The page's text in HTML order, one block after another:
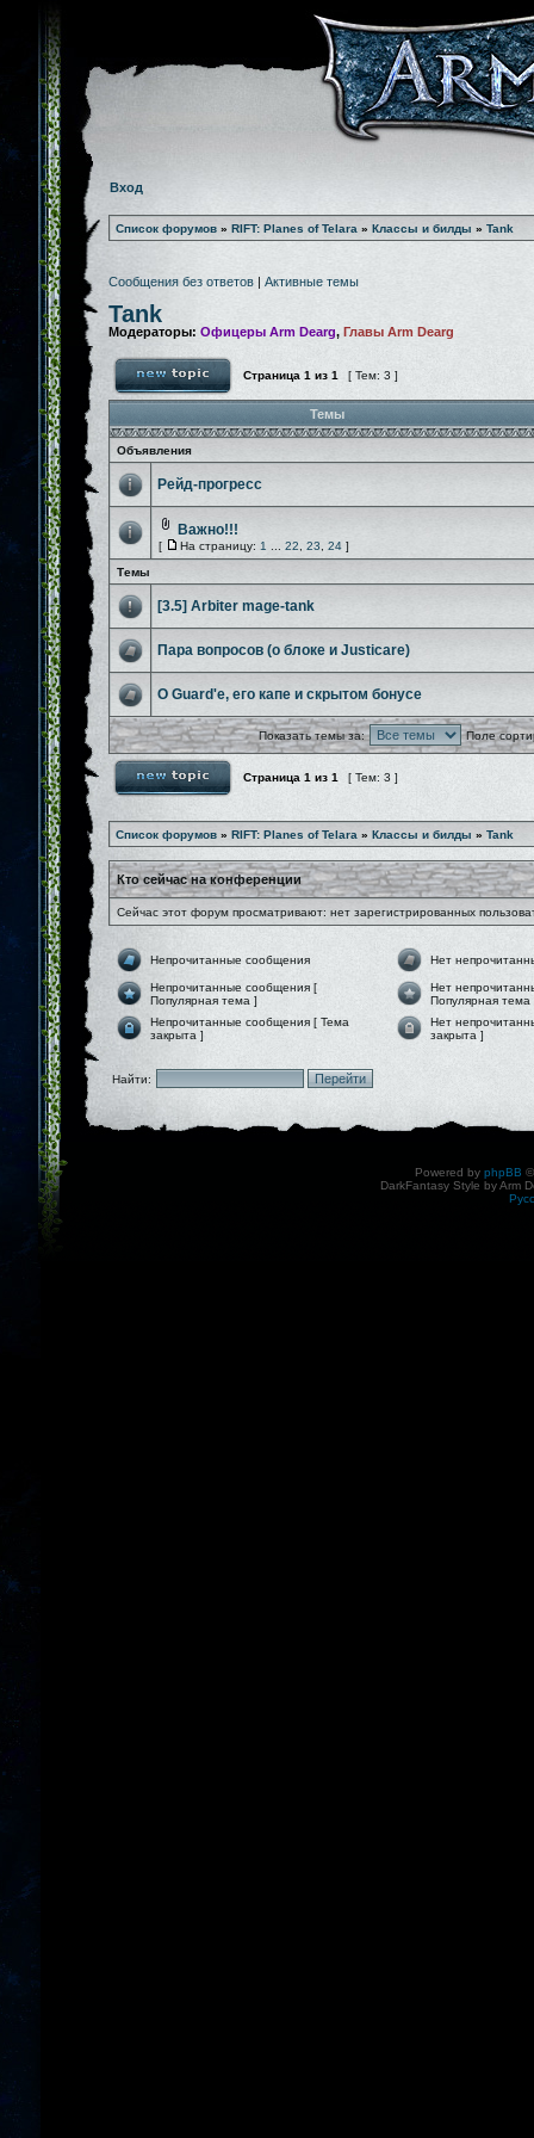
Вход
Список форумов » RIFT: Planes of Telara » Классы и билды » Tank
Сообщения без ответов | Активные темы
Tank
Модераторы: Офицеры Arm Dearg, Главы Arm Dearg
Страница 1 из 1 [ Тем: 3 ]
Темы
Объявления
Рейд-прогресс
Важно!!!
[ На страницу: 1 22 23 24 ]
Темы
[3.5] Arbiter mage-tank
Пара вопросов (о блоке и Justicarе)
О Guard'e, его капе и скрытом бонусе
Показать темы за: Поле
Страница 1 из 1 [ Тем: 3 ]
Список форумов » RIFT: Planes of Telara » Классы и билды » Tank
Кто сейчас на конференции
Сейчас этот форум просматривают: нет зарегистрированных
Непрочитанные сообщения Нет
Непрочитанные сообщения [
Популярная тема ]
Нет
Популярная тема
Непрочитанные сообщения [ Тема
закрыта ]
Нет
закрыта ]
Найти:
Powered by phpBB
DarkFantasy Style by Arm